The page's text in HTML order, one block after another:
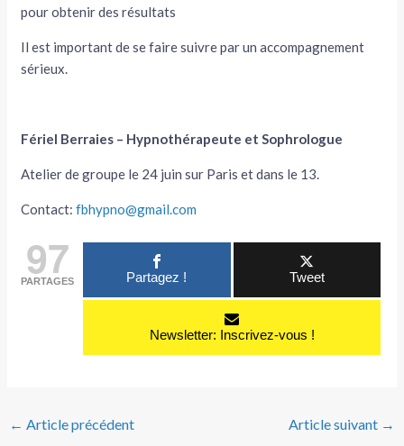
pour obtenir des résultats
Il est important de se faire suivre par un accompagnement
sérieux.
Fériel Berraies – Hypnothérapeute et Sophrologue
Atelier de groupe le 24 juin sur Paris et dans le 13.
Contact:fbhypno@gmail.com
97
PARTAGES Partagez ! Tweet
Newsletter: Inscrivez-vous !
← Article précédent Article suivant →